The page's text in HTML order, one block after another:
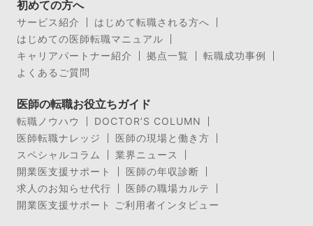
初めての方へ
サービス紹介
はじめて転職される方へ
はじめての医師転職マニュアル
キャリアパートナー紹介
拠点一覧
転職成功事例
よくあるご質問
医師の転職お役立ちガイド
転職ノウハウ
DOCTOR’S COLUMN
医師転職ナレッジ
医師の現場と働き方
スペシャルコラム
業界ニュース
開業医支援サポート
医師の年収診断
求人のお知らせ代行
医師の職場カルテ
開業医支援サポート ご利用者インタビュー